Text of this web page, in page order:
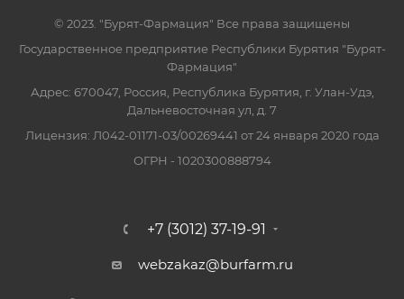
© 2023. "Бурят-Фармация" Все права защищены
Государственное предприятие Республики Бурятия "Бурят-
Фармация"
Адрес: 670047, Россия, Республика Бурятия, г. Улан-Удэ,
Дальневосточная ул, д. 7
Лицензия: Л042-01171-03/00269441 от 24 января 2020 года
ОГРН - 1020300888794
+7 (3012) 37-19-91
webzakaz@burfarm.ru